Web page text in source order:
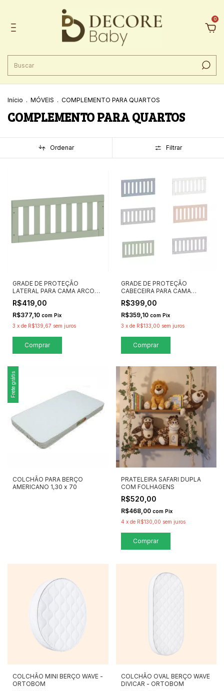
0
Início . MÓVEIS . COMPLEMENTO PARA QUARTOS
COMPLEMENTO PARA QUARTOS
Ordenar Filtrar
GRADE DE PROTEÇÃO
LATERAL PARA CAMA ARCOS
PLAY - QUATER MÓVEIS
R$419,00
R$377,10 com Pix
3 x de R$139,67 sem juros
Comprar
GRADE DE PROTEÇÃO
CABECEIRA PARA CAMA
ARCOS PLAY - QUATER
MÓVEIS
R$399,00
R$359,10 com Pix
3 x de R$133,00 sem juros
Comprar
Frete grátis
COLCHÃO PARA BERÇO
AMERICANO 1,30 x 70
PRATELEIRA SAFARI DUPLA
COM FOLHAGENS
R$520,00
R$468,00 com Pix
4 x de R$130,00 sem juros
COLCHÃO MINI BERÇO WAVE -
ORTOBOM
COLCHÃO OVAL BERÇO WAVE
DIVICAR - ORTOBOM